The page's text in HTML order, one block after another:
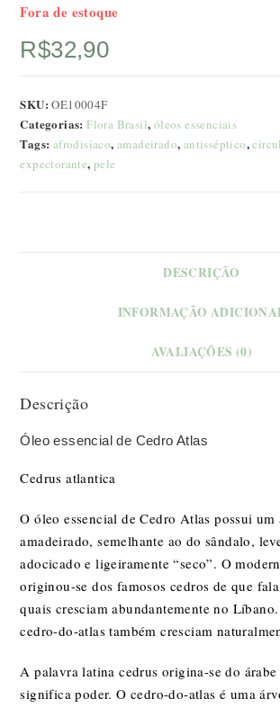
Fora de estoque
R$32,90
SKU:OE10004F
Categorias:Flora Brasil, óleos essenciais
Tags: afrodisíaco,amadeirado, antisséptico,
expectorante,pele
DESCRIÇÃO
INFORMAÇÃO
AVALIAÇÕES (0)
Descrição
Óleo essencial de Cedro Atlas
Cedrus atlantica
O óleo essencial de Cedro Atlas possui um
amadeirado, semelhante ao do sândalo,
adocicado e ligeiramente “seco”. O
originou-se dos famosos cedros de que
quais cresciam abundantemente no
cedro-do-atlas também cresciam
A palavra latina cedrus origina-se do
significa poder. O cedro-do-atlas é uma